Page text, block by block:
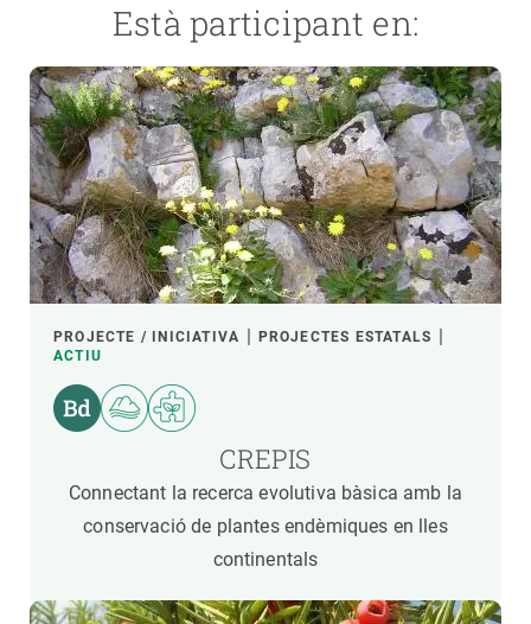
Està participant en:
PROJECTE / INICIATIVA
PROJECTES ESTATALS
ACTIU
CREPIS
Connectant la recerca evolutiva bàsica amb la
conservació de plantes endèmiques en lles
continentals